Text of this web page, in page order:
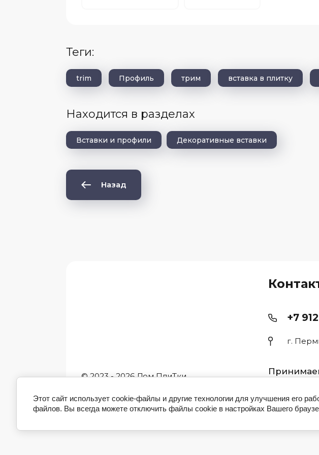
теги:
trim Профиль трим вставка в плитку
Находится в разделах
Вставки и профили Декоративные вставки
Назад
© 2023 - 2026 Дом ПлиТки
Жаворонков Михаил Игоревич, ИНН/
ОГРН 590507582533/323595800038011
+7
г.
Этот сайт использует cookie-файлы и другие технологии для улучшения его
файлов. Вы всегда можете отключить файлы cookie в настройках Вашего